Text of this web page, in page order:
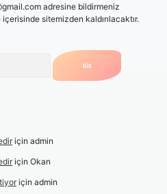
adresine bildirmeniz
sitemizden kaldırılacaktır.
için admin
için Okan
için admin